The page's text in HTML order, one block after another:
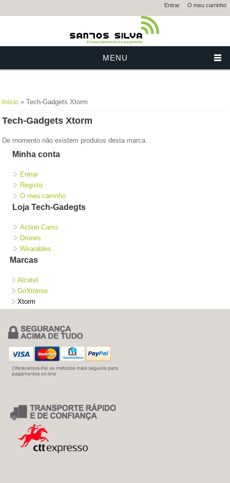
Entrar O meu carrinho
MENU
Está aqui
Início » Tech-Gadgets Xtorm
Tech-Gadgets Xtorm
De momento não existem produtos desta marca.
Minha conta
Entrar
Registo
O meu carrinho
Loja Tech-Gadegts
Action Cams
Drones
Wearables
Marcas
Alcatel
GoXtreme
Xtorm